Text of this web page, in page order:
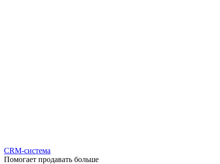
CRM-система
Помогает продавать больше